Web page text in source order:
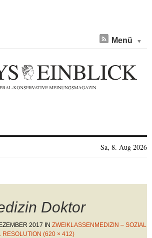
Menü
Sa, 8. Aug 2026
Doktor
2017 IN ZWEIKLASSENMEDIZIN – SOZIAL
RESOLUTION (620 × 412)